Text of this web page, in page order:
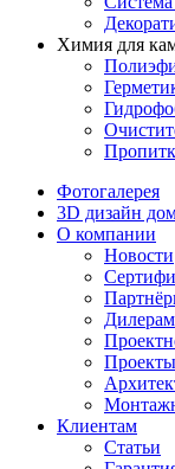
Химия для
Фотогалерея
3D дизайн
О компании
Новости
Дилерам
Клиентам
Статьи